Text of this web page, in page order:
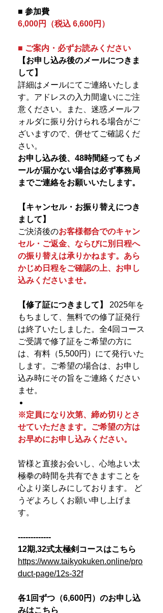
■ 参加費
6,000円（税込 6,600円）
■ ご案内・必ずお読みください
【お申し込み後のメールにつきま
して】
詳細はメールにてご連絡いたしま
す。アドレスの入力間違いにご注
意ください。また、迷惑メールフ
ォルダに振り分けられる場合がご
ざいますので、併せてご確認くだ
さい。
お申し込み後、48時間経ってもメ
ールが届かない場合は必ず事務局
までご連絡をお願いいたします。
【キャンセル・お振り替えにつき
まして】
ご決済後のお客様都合でのキャン
セル・ご返金、ならびに別日程へ
の振り替えは承りかねます。あら
かじめ日程をご確認の上、お申し
込みくださいませ。
【修了証につきまして】
2025年を
もちまして、無料での修了証発行
は終了いたしました。全4回コース
ご受講で修了証をご希望の方に
は、有料（5,500円）にて発行いた
します。ご希望の場合は、お申し
込み時にその旨をご連絡ください
ませ。
※定員になり次第、締め切りとさ
せていただきます。ご希望の方は
お早めにお申し込みください。
皆様と直接お会いし、心地よい太
極拳の時間を共有できますことを
心より楽しみにしております。 ど
うぞよろしくお願い申し上げま
す。
-------------
12期,32式太極剣コースはこちら
https://www.taikyokuken.online/pro
duct-page/12s-32f
各1回ずつ（6,600円）のお申し込
みはこちら